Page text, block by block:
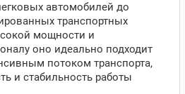
автомобилей до
транспортных
мощности и
оно идеально подходит
потоком транспорта,
и стабильность работы